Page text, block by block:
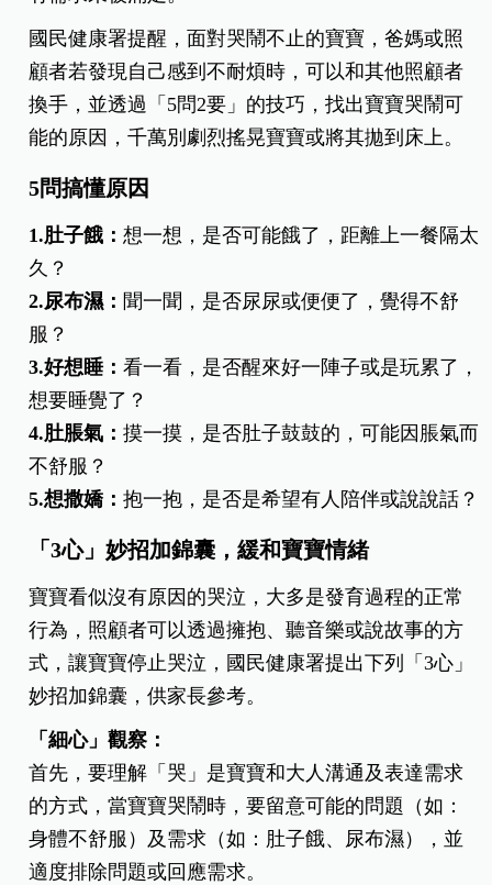
國民健康署提醒，面對哭鬧不止的寶寶，爸媽或照
顧者若發現自己感到不耐煩時，可以和其他照顧者
換手，並透過「5問2要」的技巧，找出寶寶哭鬧可
能的原因，千萬別劇烈搖晃寶寶或將其拋到床上。
5問搞懂原因
1.肚子餓：想一想，是否可能餓了，距離上一餐隔太
久？
2.尿布濕： 聞一聞，是否尿尿或便便了，覺得不舒
服？
3.好想睡：看一看，是否醒來好一陣子或是玩累了，
想要睡覺了？
4.肚脹氣：摸一摸，是否肚子鼓鼓的，可能因脹氣而
不舒服？
5.想撒嬌：抱一抱，是否是希望有人陪伴或說說話？
「3心」妙招加錦囊，緩和寶寶情緒
寶寶看似沒有原因的哭泣，大多是發育過程的正常
行為，照顧者可以透過擁抱、聽音樂或說故事的方
式，讓寶寶停止哭泣，國民健康署提出下列「3心」
妙招加錦囊，供家長參考。
「細心」觀察：
首先，要理解「哭」是寶寶和大人溝通及表達需求
的方式，當寶寶哭鬧時，要留意可能的問題（如：
身體不舒服）及需求（如：肚子餓、尿布濕），並
適度排除問題或回應需求。